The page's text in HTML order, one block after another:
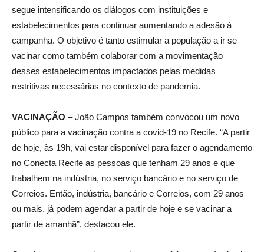
segue intensificando os diálogos com instituições e
estabelecimentos para continuar aumentando a adesão à
campanha. O objetivo é tanto estimular a população a ir se
vacinar como também colaborar com a movimentação
desses estabelecimentos impactados pelas medidas
restritivas necessárias no contexto de pandemia.
VACINAÇÃO – João Campos também convocou um novo
público para a vacinação contra a covid-19 no Recife. “A partir
de hoje, às 19h, vai estar disponível para fazer o agendamento
no Conecta Recife as pessoas que tenham 29 anos e que
trabalhem na indústria, no serviço bancário e no serviço de
Correios. Então, indústria, bancário e Correios, com 29 anos
ou mais, já podem agendar a partir de hoje e se vacinar a
partir de amanhã”, destacou ele.